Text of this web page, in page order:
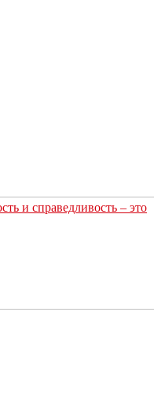
и справедливость – это